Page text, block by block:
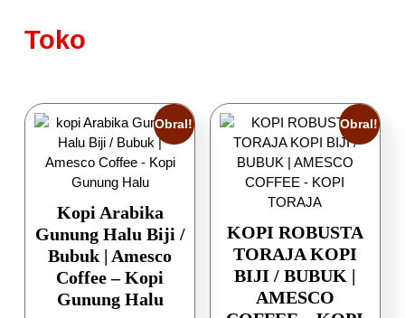
Toko
Obral!
Kopi Arabika
Gunung Halu Biji /
Bubuk | Amesco
Coffee – Kopi
Gunung Halu
Obral!
KOPI ROBUSTA
TORAJA KOPI
BIJI / BUBUK |
AMESCO